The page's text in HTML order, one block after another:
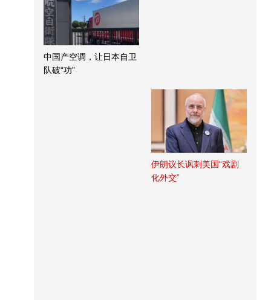
中国产空调，让日本自卫
队破“功”
伊朗议长讽刺美国“戏剧
化外交”